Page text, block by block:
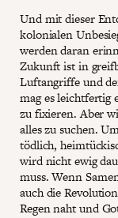
Und mit dieser
kolonialen
werden daran
Zukunft ist in
Luftangriffe und
mag es leichtfertig
zu fixieren. Aber
alles zu suchen.
tödlich,
wird nicht ewig
muss. Wenn
auch die
Regen naht und